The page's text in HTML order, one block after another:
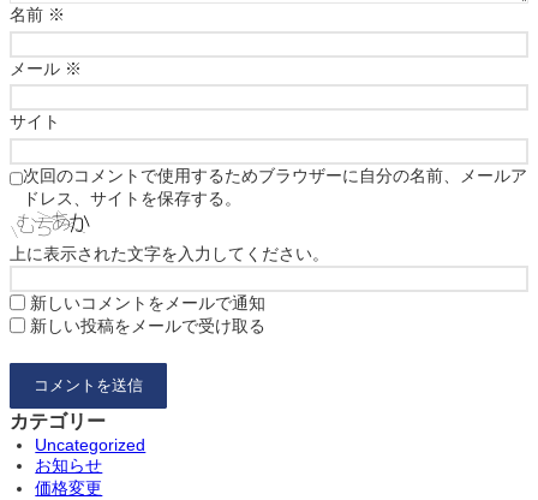
名前 ※
メール ※
サイト
次回のコメントで使用するためブラウザーに自分の名前、メールア
ドレス、サイトを保存する。
上に表示された文字を入力してください。
新しいコメントをメールで通知
新しい投稿をメールで受け取る
カテゴリー
Uncategorized
お知らせ
価格変更